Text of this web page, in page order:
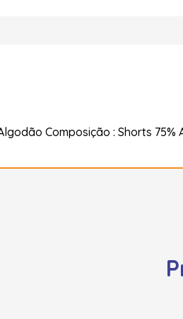
Composição : Shorts 75%